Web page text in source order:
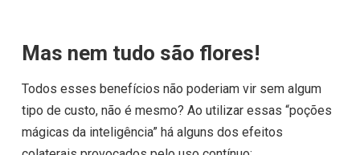
Mas nem tudo são flores!
Todos esses benefícios não poderiam vir sem algum
tipo de custo, não é mesmo? Ao utilizar essas “poções
mágicas da inteligência” há alguns dos efeitos